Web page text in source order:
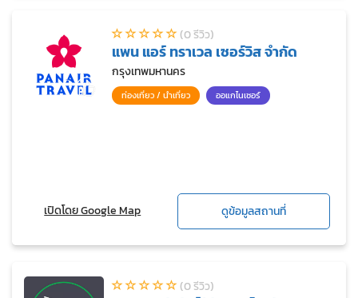
(0 รีวิว)
แพน แอร์ ทราเวล เซอร์วิส จำกัด
กรุงเทพมหานคร
ท่องเที่ยว / นำเที่ยว ออแกไนเซอร์
เปิดโดย Google Map ดูข้อมูลสถานที่
(0 รีวิว)